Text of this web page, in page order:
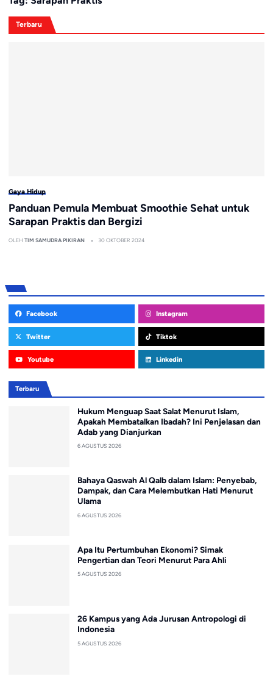
Terbaru
Gaya Hidup
Panduan Pemula Membuat Smoothie Sehat untuk
Sarapan Praktis dan Bergizi
OLEH TIM SAMUDRA PIKIRAN 30 OKTOBER 2024
Facebook Instagram
Twitter Tiktok
Youtube Linkedin
Terbaru
Hukum Menguap Saat Salat Menurut Islam,
Apakah Membatalkan Ibadah? Ini Penjelasan dan
Adab yang Dianjurkan
6 AGUSTUS 2026
Bahaya Qaswah Al Qalb dalam Islam: Penyebab,
Dampak, dan Cara Melembutkan Hati Menurut
Ulama
6 AGUSTUS 2026
Apa Itu Pertumbuhan Ekonomi? Simak
Pengertian dan Teori Menurut Para Ahli
5 AGUSTUS 2026
26 Kampus yang Ada Jurusan Antropologi di
Indonesia
5 AGUSTUS 2026